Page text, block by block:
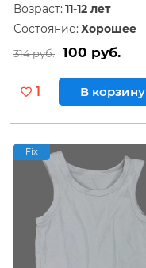
Возраст: 11-12 лет
Состояние: Хорошее
314 руб. 100 руб.
1 В корзину
Fix